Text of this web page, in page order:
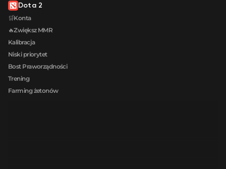
Dota 2
🛒Konta
🔥Zwiększ MMR
Kalibracja
Niski priorytet
Bost Praworządności
Trening
Farming żetonów